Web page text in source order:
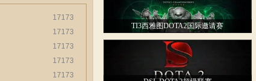
17173
17173
17173
17173
17173
TI3西雅图DOTA2国际邀请赛